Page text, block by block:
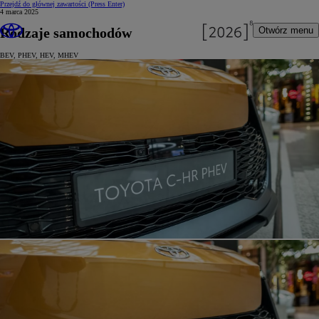
Przejdź do głównej zawartości (Press Enter)
Otwórz menu
4 marca 2025
Rodzaje samochodów
BEV, PHEV, HEV, MHEV